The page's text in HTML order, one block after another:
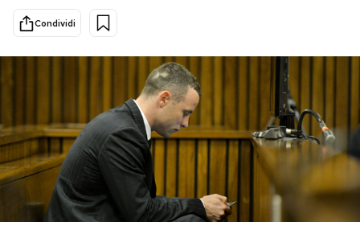
Cultura
Economia
Mondiali calcio 2026
PODCAST
NEWSLETTER
Condividi